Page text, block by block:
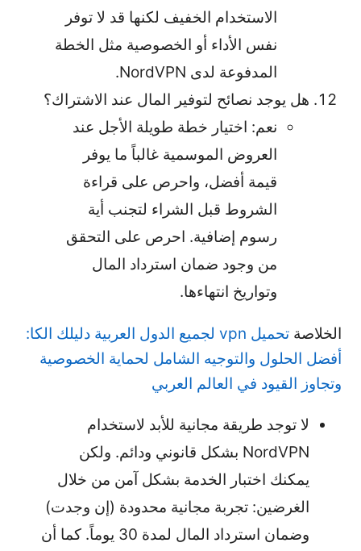
الاستخدام الخفيف لكنها قد لا توفر
نفس الأداء أو الخصوصية مثل الخطة
المدفوعة لدى NordVPN.
هل يوجد نصائح لتوفير المال عند الاشتراك؟
نعم: اختيار خطة طويلة الأجل عند
العروض الموسمية غالباً ما يوفر
قيمة أفضل، واحرص على قراءة
الشروط قبل الشراء لتجنب أية
رسوم إضافية. احرص على التحقق
من وجود ضمان استرداد المال
وتواريخ انتهاءها.
الخلاصة
تحميل vpn لجميع الدول العربية دليلك الكا:
أفضل الحلول والتوجيه الشامل لحماية الخصوصية
وتجاوز القيود في العالم العربي
لا توجد طريقة مجانية للأبد لاستخدام
NordVPN بشكل قانوني ودائم. ولكن
يمكنك اختبار الخدمة بشكل آمن من خلال
الغرضين: تجربة مجانية محدودة (إن وجدت)
وضمان استرداد المال لمدة 30 يوماً. كما أن